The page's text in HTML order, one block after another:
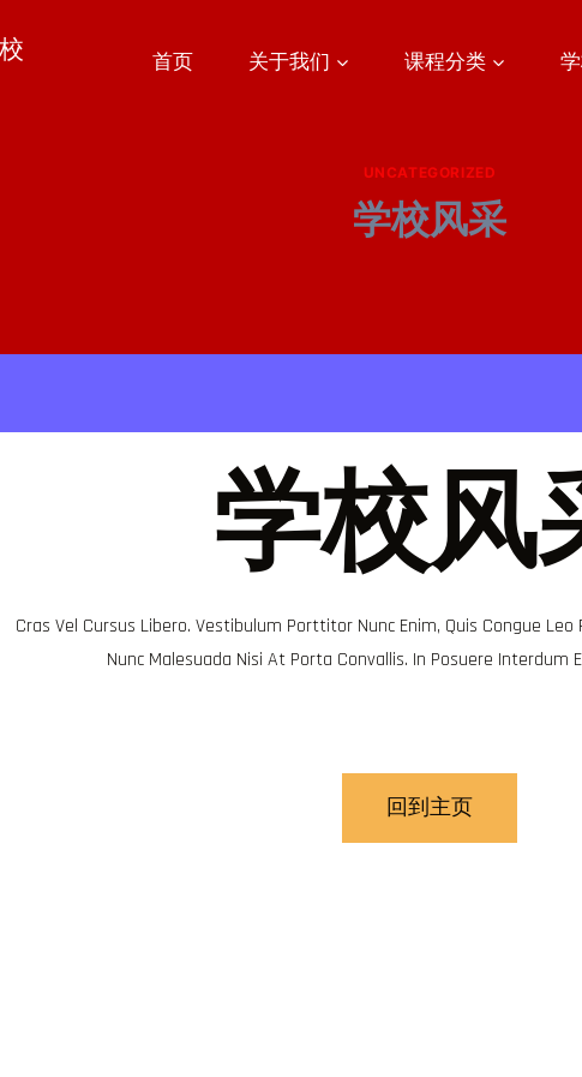
首页 关于我们 课程分类
UNCATEGORIZED
学校风采
学校风
Cras Vel Cursus Libero. Vestibulum Porttitor Nunc Enim, Quis Congue Leo
Nunc Malesuada Nisi At Porta Convallis. In Posuere Interdum
回到主页